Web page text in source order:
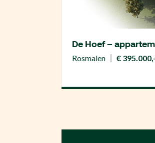
De Hoef –
Rosmalen €